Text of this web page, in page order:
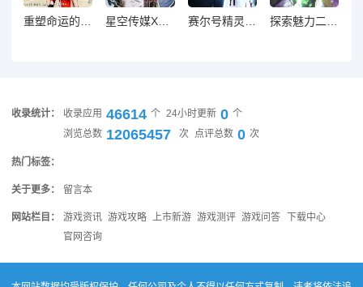
重塑命运的单身汉：拯救诸天的奇幻旅程最新章节免费阅读 星空传媒XK8015王拉拉的职场成长与升职历程揭秘 赛尔号精灵欢乐谷斗战神珍宝阁元魂珠使用攻略详解 探索魅力二次元，带你进入角色养成游戏的奇幻世界
收录统计： 收录应用 46614 个 24小时更新 0 个
浏览总数 12065457 次 点评总数 0 次
热门标签：
关于更多： 留言本
网站栏目： 游戏资讯 游戏攻略 上市新游 游戏测评 游戏问答
下载中心
官网咨询